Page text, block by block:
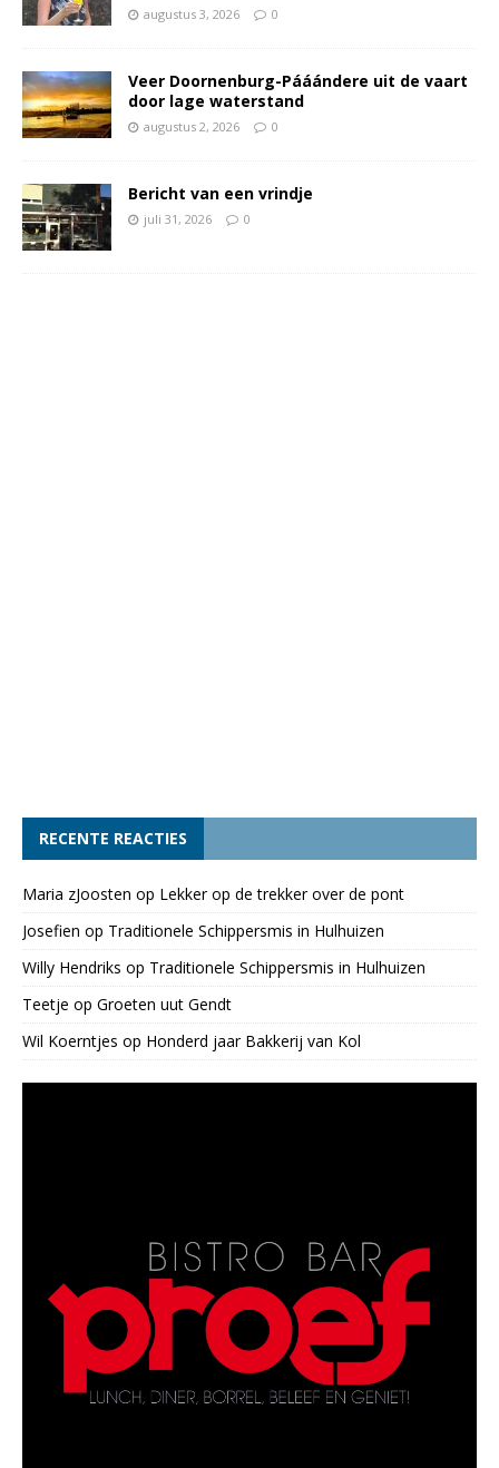
augustus 3, 2026 0
Veer Doornenburg-Pááándere uit de vaart
door lage waterstand
augustus 2, 2026 0
Bericht van een vrindje
juli 31, 2026 0
RECENTE REACTIES
Maria zJoosten op Lekker op de trekker over de pont
Josefien op Traditionele Schippersmis in Hulhuizen
Willy Hendriks op Traditionele Schippersmis in Hulhuizen
Teetje op Groeten uut Gendt
Wil Koerntjes op Honderd jaar Bakkerij van Kol